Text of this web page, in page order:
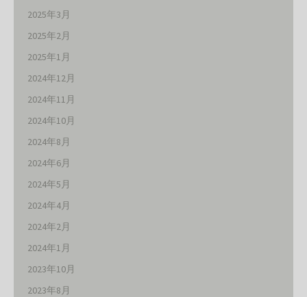
2025年3月
2025年2月
2025年1月
2024年12月
2024年11月
2024年10月
2024年8月
2024年6月
2024年5月
2024年4月
2024年2月
2024年1月
2023年10月
2023年8月